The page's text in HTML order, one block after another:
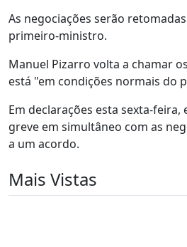
As negociações serão
primeiro-ministro.
Manuel Pizarro volta a chamar
está "em condições normais do
Em declarações esta sexta-
greve em simultâneo com as
a um acordo.
Mais Vistas